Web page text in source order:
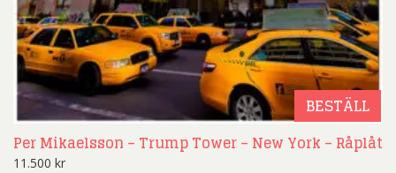
BESTÄLL
Per Mikaelsson – Trump Tower – New York – Råplåt
11.500 kr